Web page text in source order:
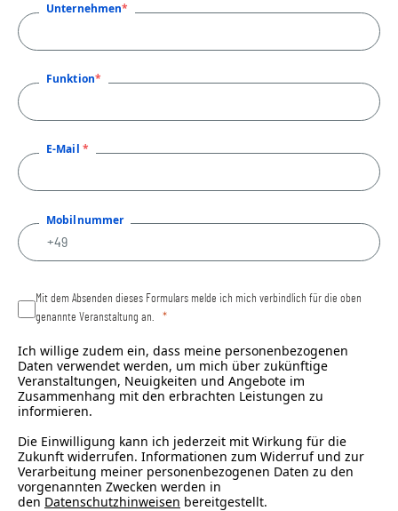
Unternehmen
Funktion
E-Mail
Mobilnummer
Mit dem Absenden dieses Formulars melde ich mich verbindlich für die oben
genannte Veranstaltung an.
Ich willige zudem ein, dass meine personenbezogenen
Daten verwendet werden, um mich über zukünftige
Veranstaltungen, Neuigkeiten und Angebote im
Zusammenhang mit den erbrachten Leistungen zu
informieren.
Die Einwilligung kann ich jederzeit mit Wirkung für die
Zukunft widerrufen. Informationen zum Widerruf und zur
Verarbeitung meiner personenbezogenen Daten zu den
vorgenannten Zwecken werden in
den Datenschutzhinweisen bereitgestellt.